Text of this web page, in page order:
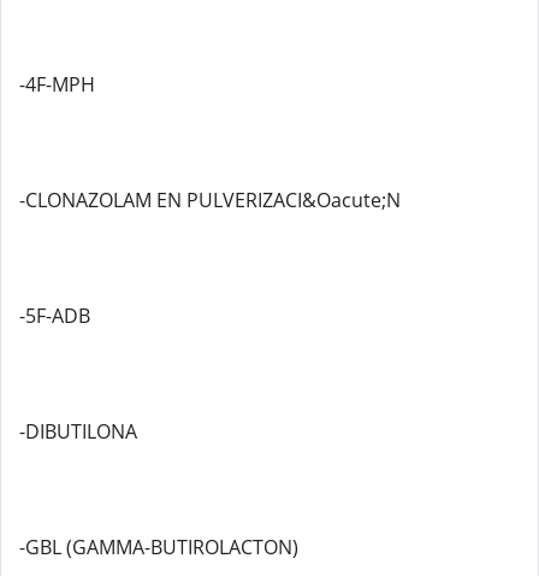
-4F-MPH
-CLONAZOLAM EN PULVERIZACI&Oacute;N
-5F-ADB
-DIBUTILONA
-GBL (GAMMA-BUTIROLACTON)